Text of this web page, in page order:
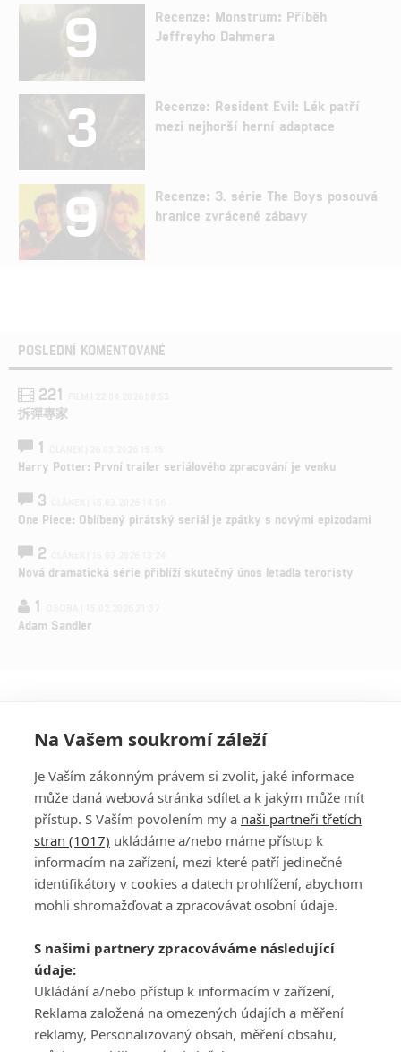
9
Recenze: Monstrum: Příběh
Jeffreyho Dahmera
3
Recenze: Resident Evil: Lék patří
mezi nejhorší herní adaptace
9
Recenze: 3. série The Boys posouvá
hranice zvrácené zábavy
POSLEDNÍ KOMENTOVANÉ
221
拆彈專家
1
Harry Potter: První trailer seriálového zpracování je venku
3
One Piece: Oblíbený pirátský seriál je zpátky s novými epizodami
2
Nová dramatická série přiblíží skutečný únos letadla teroristy
1
Adam Sandler
PŘIHLÁSIT
REGISTROVAT
DISKUZE
Šéfredaktorkou webu jePetr Slavík, e-mailserialy@fandimefilmu.cz
Máte-li zájem o inzerci na našem webu napište nám na e-mail
studio@koncal.com
Ochrana osobních údajů|Zásady používání cookies |Pravidla webu
Upravit nastavení soukromí
Na Vašem soukromí záleží
Je Vaším zákonným právem si zvolit, jaké informace
může daná webová stránka sdílet a k jakým může mít
přístup. S Vaším povolením my a naši partneři třetích
stran (1017) ukládáme a/nebo máme přístup k
informacím na zařízení, mezi které patří jedinečné
identifikátory v cookies a datech prohlížení, abychom
mohli shromažďovat a zpracovávat osobní údaje.
S našimi partnery zpracováváme následující
údaje:
Ukládání a/nebo přístup k informacím v zařízení,
Reklama založená na omezených údajích a měření
reklamy, Personalizovaný obsah, měření obsahu,